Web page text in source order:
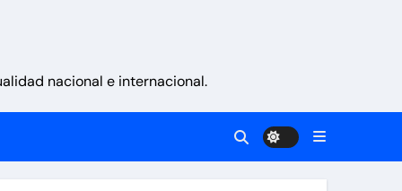
Guaira
sobre los avances alcanzado
nacional e internacional.